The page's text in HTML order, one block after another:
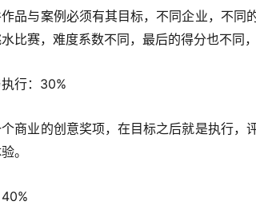
品与案例必须有其目标，不同企业，不同
比赛，难度系数不同，最后的得分也不同
行：30%
商业的创意奖项，在目标之后就是执行，
。